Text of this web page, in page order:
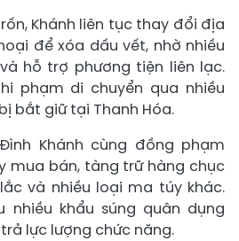
Khánh liên tục thay đổi địa
để xóa dấu vết, nhờ nhiều
hỗ trợ phương tiện liên lạc.
phạm di chuyển qua nhiều
bắt giữ tại Thanh Hóa.
Khánh cùng đồng phạm
mua bán, tàng trữ hàng chục
và nhiều loại ma túy khác.
nhiều khẩu súng quân dụng
lực lượng chức năng.